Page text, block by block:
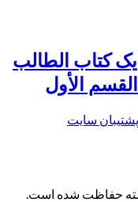
کتاب الطالب
پشتیبان سایت
حفاظت شده است.